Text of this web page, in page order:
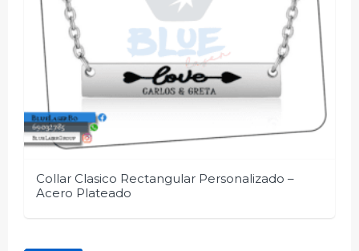
Collar Clasico Rectangular Personalizado –
Acero Plateado